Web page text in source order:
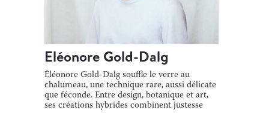
Eléonore Gold-Dalg
Éléonore Gold-Dalg souffle le verre au
chalumeau, une technique rare, aussi délicate
que féconde. Entre design, botanique et art,
ses créations hybrides combinent justesse